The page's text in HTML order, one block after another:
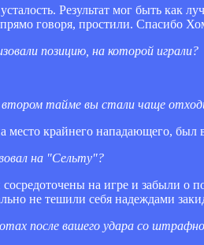
Результат мог быть как
говоря, простили. Спасибо
позицию, на которой играли?
втором тайме вы стали чаще
крайнего нападающего, был
на "Сельту"?
на игре и забыли о
не тешили себя надеждами
после вашего удара со